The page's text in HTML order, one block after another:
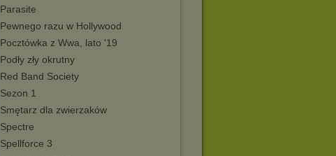
Parasite
Pewnego razu w Hollywood
Pocztówka z Wwa, lato '19
Podły zły okrutny
Red Band Society
Sezon 1
Smętarz dla zwierzaków
Spectre
Spellforce 3